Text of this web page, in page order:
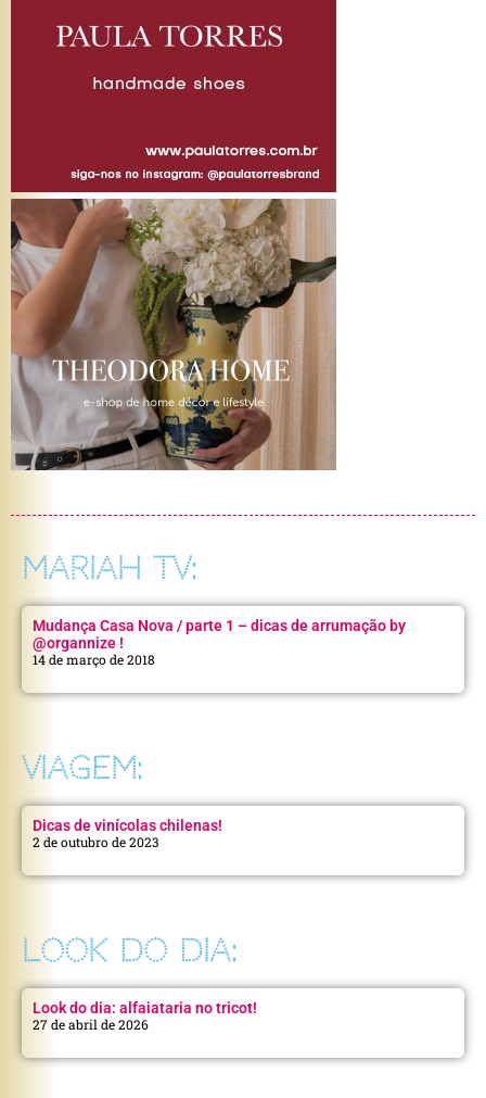
MARIAH TV:
Mudança Casa Nova / parte 1 – dicas de arrumação by
@organnize !
14 de março de 2018
VIAGEM:
Dicas de vinícolas chilenas!
2 de outubro de 2023
LOOK DO DIA:
Look do dia: alfaiataria no tricot!
27 de abril de 2026